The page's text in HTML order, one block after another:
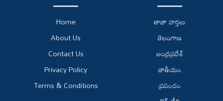
Home
About Us
Contact Us
Privacy Policy
Terms & Conditions
తాజా వార్తలు
తెలంగాణ
ఆంధ్రప్రదేశ్
జాతీయం
ప్రపంచం